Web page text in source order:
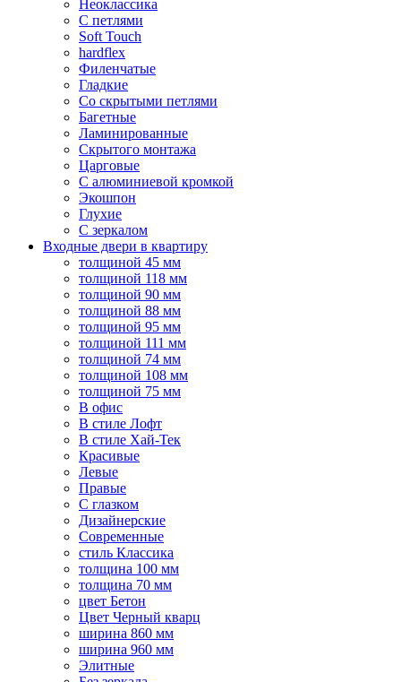
Неоклассика
С петлями
Soft Touch
hardflex
Филенчатые
Гладкие
Со скрытыми петлями
Багетные
Ламинированные
Скрытого монтажа
Царговые
С алюминиевой кромкой
Экошпон
Глухие
С зеркалом
Входные двери в квартиру
толщиной 45 мм
толщиной 118 мм
толщиной 90 мм
толщиной 88 мм
толщиной 95 мм
толщиной 111 мм
толщиной 74 мм
толщиной 108 мм
толщиной 75 мм
В офис
В стиле Лофт
В стиле Хай-Тек
Красивые
Левые
Правые
С глазком
Дизайнерские
Современные
стиль Классика
толщина 100 мм
толщина 70 мм
цвет Бетон
Цвет Черный кварц
ширина 860 мм
ширина 960 мм
Элитные